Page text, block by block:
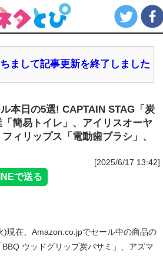
まして記事更新を終了しました
本日の5選! CAPTAIN STAG「炭
簡易トイレ」、アイリスオーヤ
ィリップス「電動歯ブラシ」、
[2025/6/17 13:42]
現在、Amazon.co.jpでセール中の商品の
ウッドグリップ炭バサミ」、アズマ